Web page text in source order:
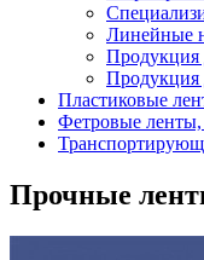
Линейные
Продукция
Продукция
Пластиковые
Фетровые ленты,
Прочные